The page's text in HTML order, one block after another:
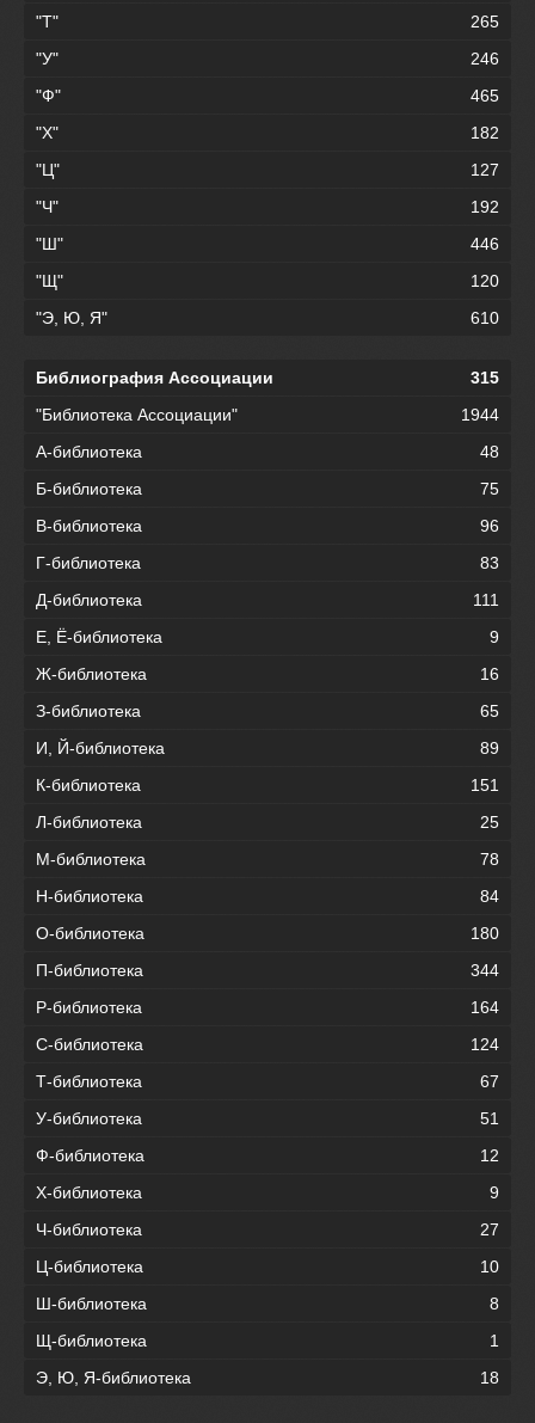
"Т"
265
"У"
246
"Ф"
465
"Х"
182
"Ц"
127
"Ч"
192
"Ш"
446
"Щ"
120
"Э, Ю, Я"
610
Библиография Ассоциации
315
"Библиотека Ассоциации"
1944
А-библиотека
48
Б-библиотека
75
В-библиотека
96
Г-библиотека
83
Д-библиотека
111
Е, Ё-библиотека
9
Ж-библиотека
16
З-библиотека
65
И, Й-библиотека
89
К-библиотека
151
Л-библиотека
25
М-библиотека
78
Н-библиотека
84
О-библиотека
180
П-библиотека
344
Р-библиотека
164
С-библиотека
124
Т-библиотека
67
У-библиотека
51
Ф-библиотека
12
Х-библиотека
9
Ч-библиотека
27
Ц-библиотека
10
Ш-библиотека
8
Щ-библиотека
1
Э, Ю, Я-библиотека
18